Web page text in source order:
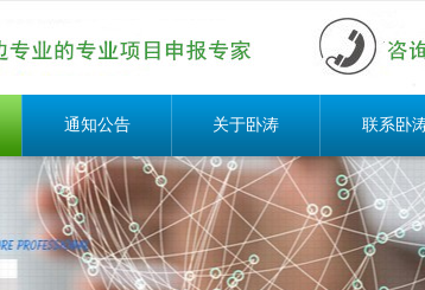
通知公告 关于卧涛 联系卧